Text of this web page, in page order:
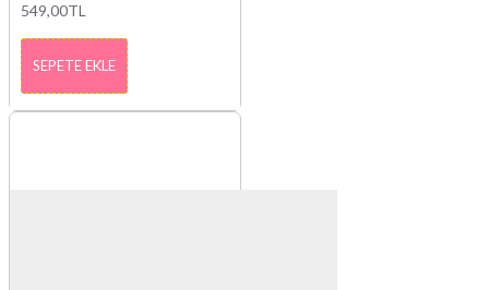
549,00TL
SEPETE EKLE